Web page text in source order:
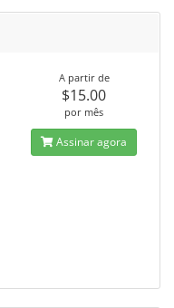
A partir de
$15.00
por mês
Assinar agora